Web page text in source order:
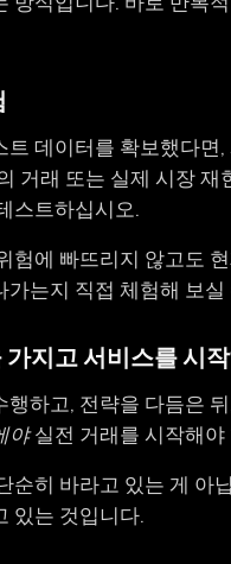
트 데이터를 확보했다면
거래 또는 실제 시장 재
스트하십시오.
험에 빠뜨리지 않고도
가는지 직접 체험해 보실
가지고 서비스를 시
행하고, 전략을 다듬은
야실전 거래를 시작해야
순히 바라고 있는 게 아
있는 것입니다.